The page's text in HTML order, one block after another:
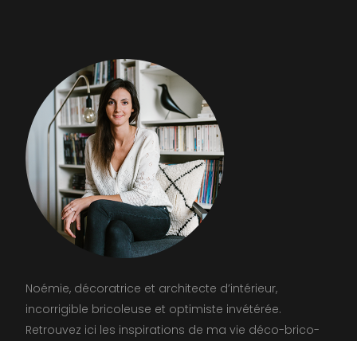
Noémie, décoratrice et architecte d’intérieur,
incorrigible bricoleuse et optimiste invétérée.
Retrouvez ici les inspirations de ma vie déco-brico-